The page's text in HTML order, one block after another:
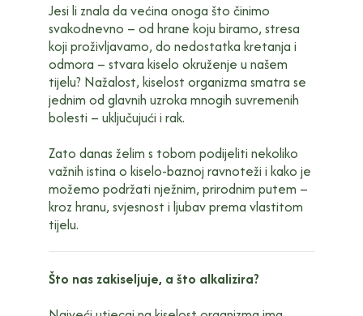
Jesi li znala da većina onoga što činimo
svakodnevno – od hrane koju biramo, stresa
koji proživljavamo, do nedostatka kretanja i
odmora – stvara kiselo okruženje u našem
tijelu? Nažalost, kiselost organizma smatra se
jednim od glavnih uzroka mnogih suvremenih
bolesti – uključujući i rak.
Zato danas želim s tobom podijeliti nekoliko
važnih istina o kiselo-baznoj ravnoteži i kako je
možemo podržati nježnim, prirodnim putem –
kroz hranu, svjesnost i ljubav prema vlastitom
tijelu.
Što nas zakiseljuje, a što alkalizira?